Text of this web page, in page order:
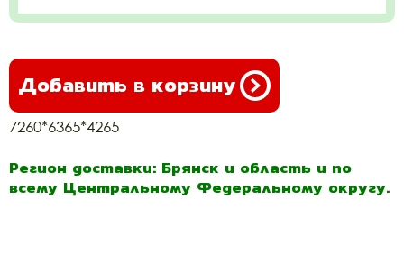
Добавить в корзину
7260*6365*4265
Регион доставки: Брянск и область и по
всему Центральному Федеральному округу.